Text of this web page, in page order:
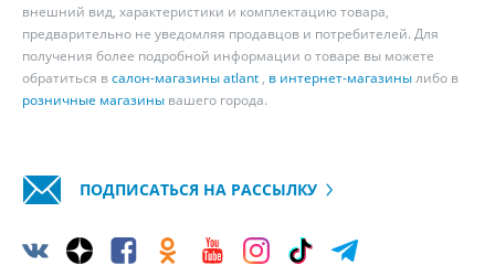
внешний вид, характеристики и комплектацию товара,
предварительно не уведомляя продавцов и потребителей. Для
получения более подробной информации о товаре вы можете
обратиться всалон-магазины atlant , в интернет-магазинылибо в
розничные магазины вашего города.
ПОДПИСАТЬСЯ НА РАССЫЛКУ